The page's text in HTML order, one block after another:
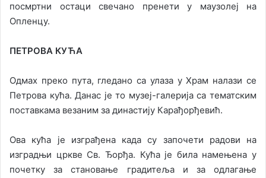
посмртни остаци свечано пренети у маузолеј на
Опленцу.
ПЕТРОВА КУЋА
Одмах преко пута, гледано са улаза у Храм налази се
Петрова кућа. Данас је то музеј-галерија са тематским
поставкама везаним за династију Карађорђевић.
Ова кућа је изграђена када су започети радови на
изградњи цркве Св. Ђорђа. Кућа је била намењена у
почетку за становање градитеља и за одлагање